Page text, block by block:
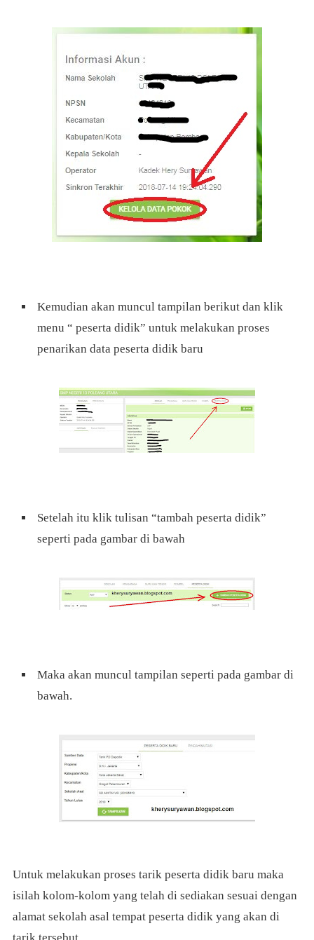
Kemudian akan muncul tampilan berikut dan klik
menu “ peserta didik” untuk melakukan proses
penarikan data peserta didik baru
Setelah itu klik tulisan “tambah peserta didik”
seperti pada gambar di bawah
Maka akan muncul tampilan seperti pada gambar di
bawah.
Untuk melakukan proses tarik peserta didik baru maka
isilah kolom-kolom yang telah di sediakan sesuai dengan
alamat sekolah asal tempat peserta didik yang akan di